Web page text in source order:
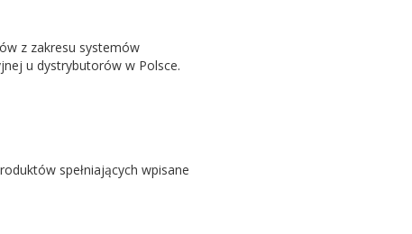
z zakresu systemów
u dystrybutorów w Polsce.
spełniających wpisane